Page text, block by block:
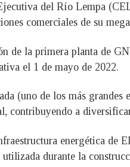
del Río Lempa
comerciales de su
de la primera planta de
el 1 de mayo de 2022.
(uno de los más
contribuyendo a
energética de
durante la